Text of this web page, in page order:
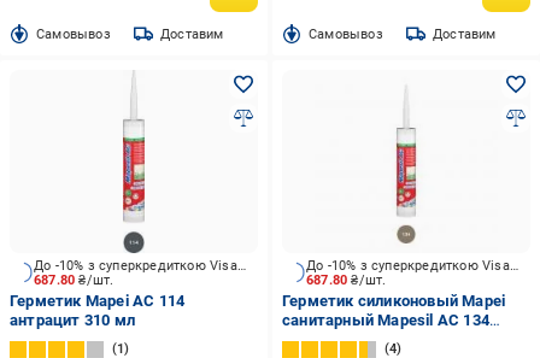
Cамовывоз Доставим Cамовывоз Доставим
687.80₴/шт.
До -10% з суперкредиткою Visa Вигода
Герметик Mapei AC 114
антрацит 310 мл
1
687.80₴/шт.
До -10% з суперкредиткою Visa Вигода
Герметик силиконовый Mapei
санитарный Mapesil AC 134
шелк шелк 310 мл
4